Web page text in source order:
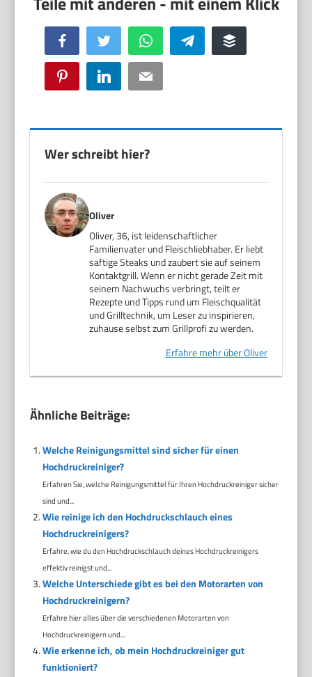
Facebook Twitter WhatsApp Telegram Buffer
Pinterest LinkedIn Email
Wer schreibt hier?
Oliver
Oliver, 36, ist leidenschaftlicher
Familienvater und Fleischliebhaber. Er liebt
saftige Steaks und zaubert sie auf seinem
Kontaktgrill. Wenn er nicht gerade Zeit mit
seinem Nachwuchs verbringt, teilt er
Rezepte und Tipps rund um Fleischqualität
und Grilltechnik, um Leser zu inspirieren,
zuhause selbst zum Grillprofi zu werden.
Erfahre mehr über Oliver
Ähnliche Beiträge:
Welche Reinigungsmittel sind sicher für einen
Hochdruckreiniger?
Erfahren Sie, welche Reinigungsmittel für Ihren Hochdruckreiniger sicher
sind und...
Wie reinige ich den Hochdruckschlauch eines
Hochdruckreinigers?
Erfahre, wie du den Hochdruckschlauch deines Hochdruckreinigers
effektiv reinigst und...
Welche Unterschiede gibt es bei den Motorarten von
Hochdruckreinigern?
Erfahre hier alles über die verschiedenen Motorarten von
Hochdruckreinigern und...
Wie erkenne ich, ob mein Hochdruckreiniger gut
funktioniert?